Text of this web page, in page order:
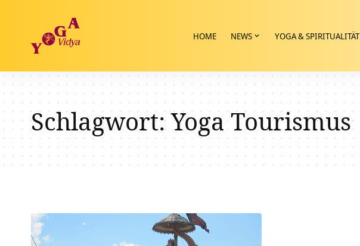
HOME NEWS YOGA & SPIRITUALITÄT
Schlagwort:Yoga Tourismus